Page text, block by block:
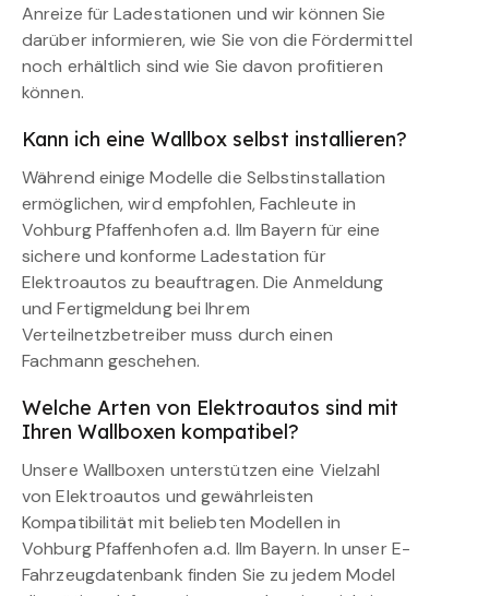
Anreize für Ladestationen und wir können Sie
darüber informieren, wie Sie von die Fördermittel
noch erhältlich sind wie Sie davon profitieren
können.
Kann ich eine Wallbox selbst installieren?
Während einige Modelle die Selbstinstallation
ermöglichen, wird empfohlen, Fachleute in
Vohburg Pfaffenhofen a.d. Ilm Bayern für eine
sichere und konforme Ladestation für
Elektroautos zu beauftragen. Die Anmeldung
und Fertigmeldung bei Ihrem
Verteilnetzbetreiber muss durch einen
Fachmann geschehen.
Welche Arten von Elektroautos sind mit
Ihren Wallboxen kompatibel?
Unsere Wallboxen unterstützen eine Vielzahl
von Elektroautos und gewährleisten
Kompatibilität mit beliebten Modellen in
Vohburg Pfaffenhofen a.d. Ilm Bayern. In unser E-
Fahrzeugdatenbank finden Sie zu jedem Model